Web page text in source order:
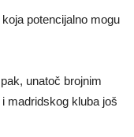
potencijalno mogu
unatoč brojnim
madridskog kluba još